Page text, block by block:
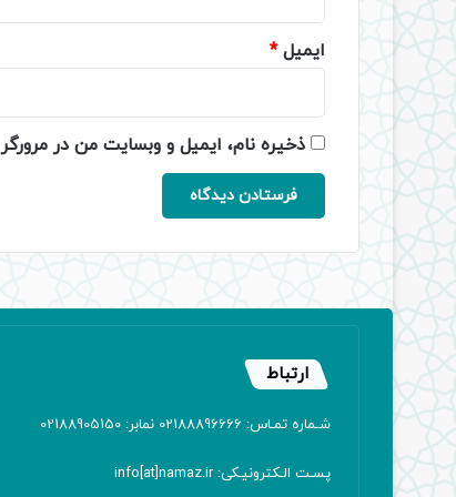
ایمیل*
ذخیره نام، ایمیل و وبسایت من در
ارتباط
شـماره تمـاس: 02188896666 نمابر: 02188905150
پسـت الـکترونیـکی: info[at]namaz.ir